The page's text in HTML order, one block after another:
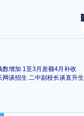
数增加 1至3月差额4月补收
网谈招生 二中副校长谈直升生